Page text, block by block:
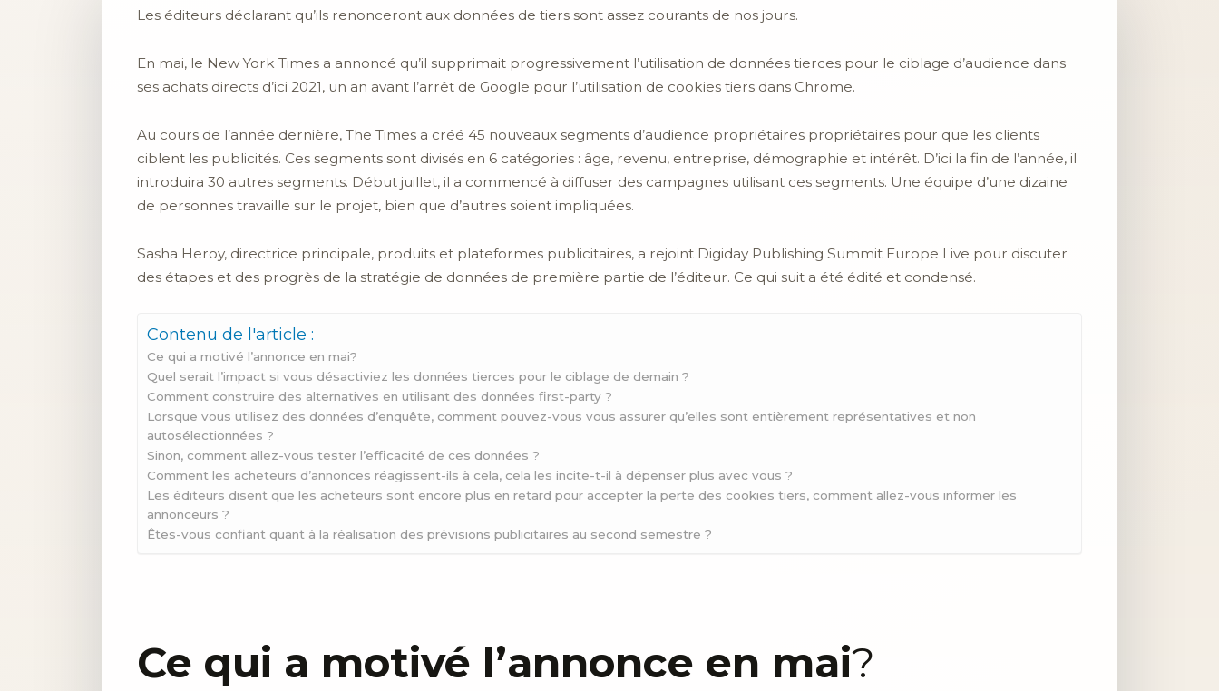
Les éditeurs déclarant qu’ils renonceront aux données de tiers sont assez courants de nos jours.
En mai, le New York Times a annoncé qu’il supprimait progressivement l’utilisation de données tierces pour le ciblage d’audience dans
ses achats directs d’ici 2021, un an avant l’arrêt de Google pour l’utilisation de cookies tiers dans Chrome.
Au cours de l’année dernière, The Times a créé 45 nouveaux segments d’audience propriétaires propriétaires pour que les clients
ciblent les publicités. Ces segments sont divisés en 6 catégories : âge, revenu, entreprise, démographie et intérêt. D’ici la fin de l’année, il
introduira 30 autres segments. Début juillet, il a commencé à diffuser des campagnes utilisant ces segments. Une équipe d’une dizaine
de personnes travaille sur le projet, bien que d’autres soient impliquées.
Sasha Heroy, directrice principale, produits et plateformes publicitaires, a rejoint Digiday Publishing Summit Europe Live pour discuter
des étapes et des progrès de la stratégie de données de première partie de l’éditeur. Ce qui suit a été édité et condensé.
Contenu de l'article :
Ce qui a motivé l’annonce en mai?
Quel serait l’impact si vous désactiviez les données tierces pour le ciblage de demain ?
Comment construire des alternatives en utilisant des données first-party ?
Lorsque vous utilisez des données d’enquête, comment pouvez-vous vous assurer qu’elles sont entièrement représentatives et non
autosélectionnées ?
Sinon, comment allez-vous tester l’efficacité de ces données ?
Comment les acheteurs d’annonces réagissent-ils à cela, cela les incite-t-il à dépenser plus avec vous ?
Les éditeurs disent que les acheteurs sont encore plus en retard pour accepter la perte des cookies tiers, comment allez-vous informer les
annonceurs ?
Êtes-vous confiant quant à la réalisation des prévisions publicitaires au second semestre ?
Ce qui a motivé l’annonce en mai?